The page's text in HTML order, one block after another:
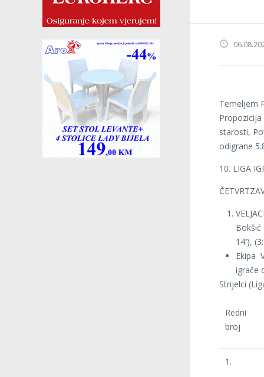
Temeljem
starosti,
odigrane
10. LIGA
Bokšić
14′),
Ekipa
igrače
Strijelci
Redni
broj
1.